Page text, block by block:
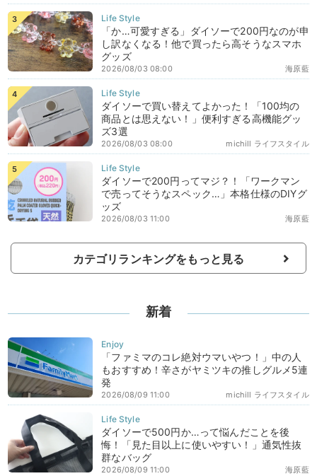
「か…可愛すぎる」ダイソーで200円なのが申
し訳なくなる！他で買ったら高そうなスマホ
グッズ
海原藍
2026/08/03 08:00
ダイソーで買い替えてよかった！「100均の
商品とは思えない！」便利すぎる高機能グッ
ズ3選
michill ライフスタイル
2026/08/03 08:00
ダイソーで200円ってマジ？！「ワークマン
で売ってそうなスペック…」本格仕様のDIYグ
ッズ
海原藍
2026/08/03 11:00
カテゴリランキングをもっと見る
新着
「ファミマのコレ絶対ウマいやつ！」中の人
もおすすめ！辛さがヤミツキの推しグルメ5連
発
michill ライフスタイル
2026/08/09 11:00
ダイソーで500円か…って悩んだことを後
悔！「見た目以上に使いやすい！」通気性抜
群なバッグ
海原藍
2026/08/09 11:00